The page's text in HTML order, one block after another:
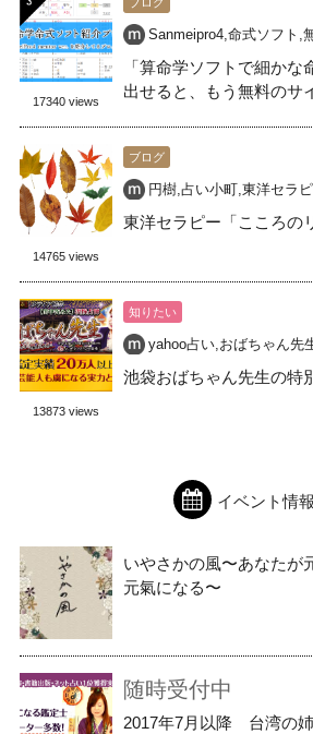
17340 views
Sanmeipro4,命式ソフト ,
「算命学ソフトで細か
出せると、もう無料のサ
14765 views
ブログ
円樹,占い小町,東洋セラ
東洋セラピー「こころの
13873 views
知りたい
yahoo占い,おばちゃん先
池袋おばちゃん先生の特
イベント情報
いやさかの風〜あなたが
元氣になる〜
随時受付中
2017年7月以降 台湾の